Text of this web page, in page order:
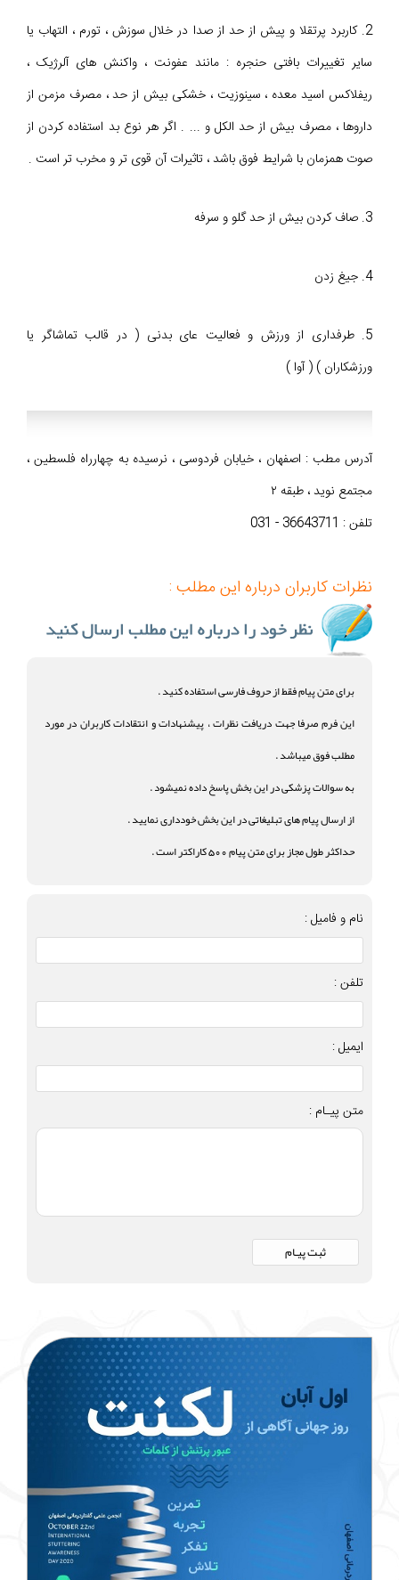
2. کاربرد پرتقلا و پیش از حد از صدا در خلال سوزش ، تورم ، التهاب یا
سایر تغییرات بافتی حنجره : مانند عفونت ، واکنش های آلرژیک ،
ریفلاکس اسید معده ، سینوزیت ، خشکی بیش از حد ، مصرف مزمن از
داروها ، مصرف بیش از حد الکل و ... . اگر هر نوع بد استفاده کردن از
صوت همزمان با شرایط فوق باشد ، تاثیرات آن قوی تر و مخرب تر است .
3. صاف کردن بیش از حد گلو و سرفه
4. جیغ زدن
5. طرفداری از ورزش و فعالیت عای بدنی ( در قالب تماشاگر یا
ورزشکاران ) ( آوا )
آدرس مطب : اصفهان ، خیابان فردوسی ، نرسیده به چهارراه فلسطین ،
مجتمع نوید ، طبقه ۲
تلفن : 36643711 - 031
نظرات کاربران درباره این مطلب :
برای متن پیام فقط از حروف فارسی استفاده کنید .
این فرم صرفا جهت دریافت نظرات ، پیشنهادات و انتقادات کاربران در مورد
مطلب فوق میباشد .
به سوالات پزشکی در این بخش پاسخ داده نمیشود .
از ارسال پیام های تبلیغاتی در این بخش خودداری نمایید .
حداکثر طول مجاز برای متن پیام 500 کاراکتر است .
نام و فامیل :
تلفن :
ایمیل :
متن پیـام :